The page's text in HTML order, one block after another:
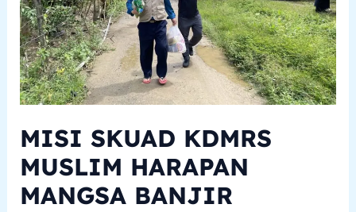
MISI SKUAD KDMRS
MUSLIM HARAPAN
MANGSA BANJIR